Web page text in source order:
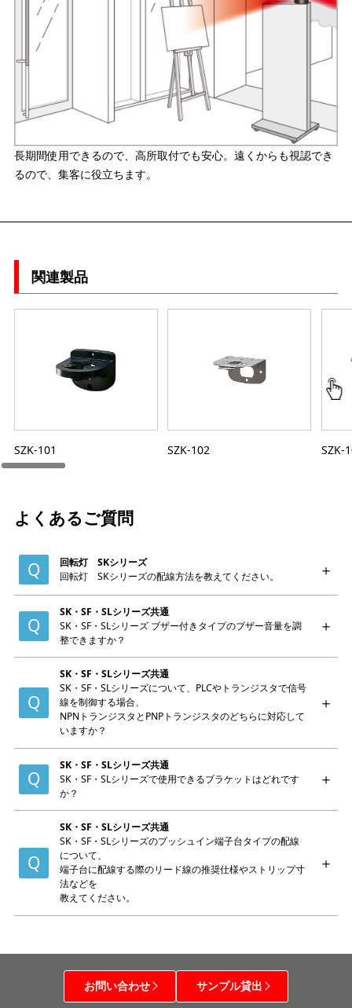
長期間使用できるので、高所取付でも安心。遠くからも視認でき
るので、集客に役立ちます。
関連製品
SZK-101 SZK-102 SZK-
よくあるご質問
回転灯 SKシリーズ
回転灯 SKシリーズの配線方法を教えてください。
SK・SF・SLシリーズ共通
SK・SF・SLシリーズ ブザー付きタイプのブザー音量を調
整できますか？
SK・SF・SLシリーズ共通
SK・SF・SLシリーズについて、PLCやトランジスタで信号
線を制御する場合、
NPNトランジスタとPNPトランジスタのどちらに対応して
いますか？
SK・SF・SLシリーズ共通
SK・SF・SLシリーズで使用できるブラケットはどれです
か？
SK・SF・SLシリーズ共通
SK・SF・SLシリーズのプッシュイン端子台タイプの配線
について、
端子台に配線する際のリード線の推奨仕様やストリップ寸
法などを
教えてください。
お問い合わせ サンプル貸出